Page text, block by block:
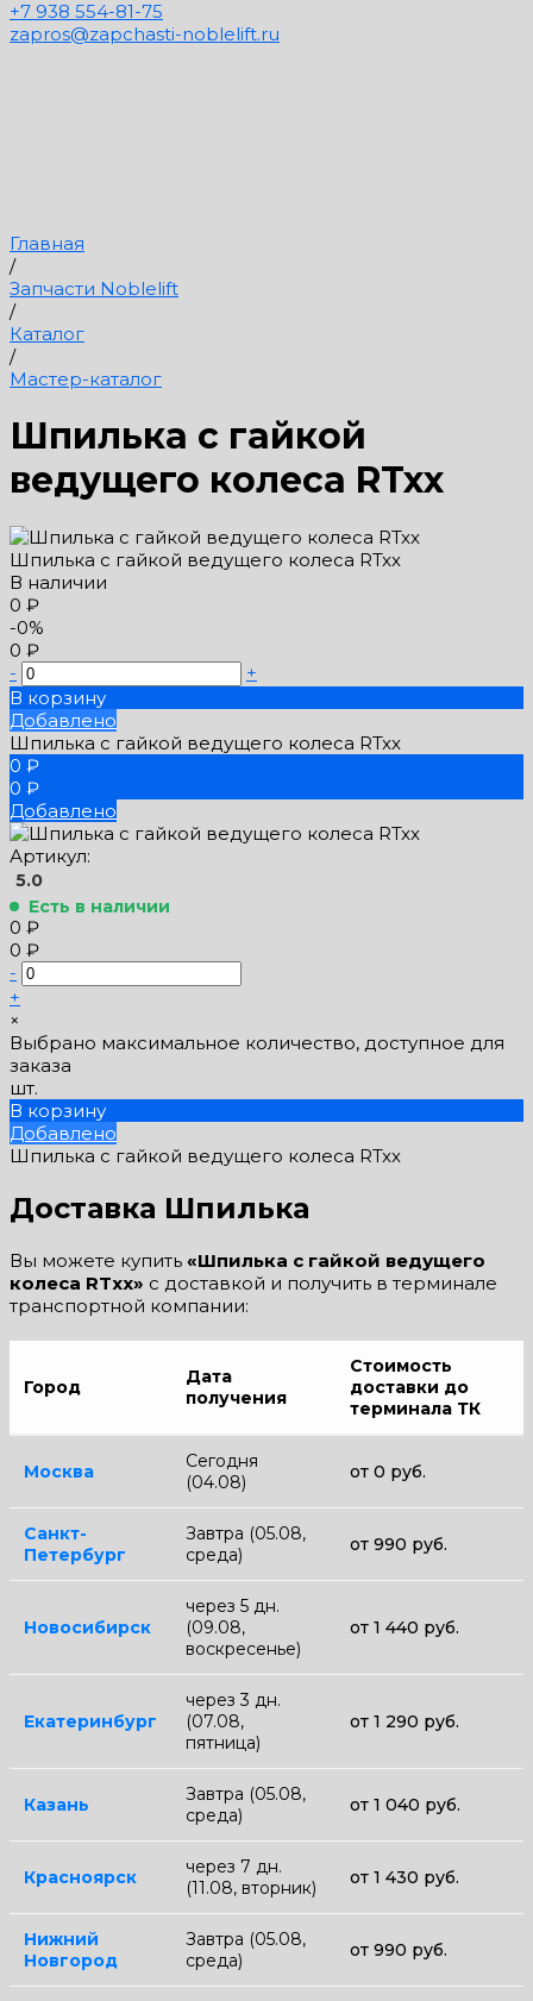
+7 938 554-81-75
zapros@zapchasti-noblelift.ru
Главная
/
Запчасти Noblelift
/
Каталог
/
Мастер-каталог
Шпилька с гайкой
ведущего колеса RTxx
Шпилька с гайкой ведущего колеса RTxx
В наличии
0 ₽
-0%
0 ₽
-
+
В корзину
Добавлено
Шпилька с гайкой ведущего колеса RTxx
0 ₽
0 ₽
Добавлено
Артикул:
5.0
Есть в наличии
0 ₽
0 ₽
-
+
×
Выбрано максимальное количество, доступное для
заказа
шт.
В корзину
Добавлено
Шпилька с гайкой ведущего колеса RTxx
Доставка Шпилька
Вы можете купить «Шпилька с гайкой ведущего
колеса RTxx» с доставкой и получить в терминале
транспортной компании:
Город
Дата
получения
Стоимость
доставки до
терминала ТК
Москва
Сегодня
(04.08)
от 0 руб.
Санкт-
Петербург
Завтра (05.08,
среда)
от 990 руб.
Новосибирск
через 5 дн.
(09.08,
воскресенье)
от 1 440 руб.
Екатеринбург
через 3 дн.
(07.08,
пятница)
от 1 290 руб.
Казань
Завтра (05.08,
среда)
от 1 040 руб.
Красноярск
через 7 дн.
(11.08, вторник)
от 1 430 руб.
Нижний
Новгород
Завтра (05.08,
среда)
от 990 руб.